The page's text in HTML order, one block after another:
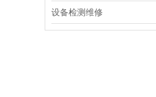
设备检测维修